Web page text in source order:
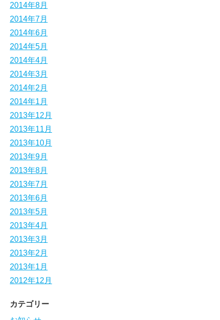
2014年8月
2014年7月
2014年6月
2014年5月
2014年4月
2014年3月
2014年2月
2014年1月
2013年12月
2013年11月
2013年10月
2013年9月
2013年8月
2013年7月
2013年6月
2013年5月
2013年4月
2013年3月
2013年2月
2013年1月
2012年12月
カテゴリー